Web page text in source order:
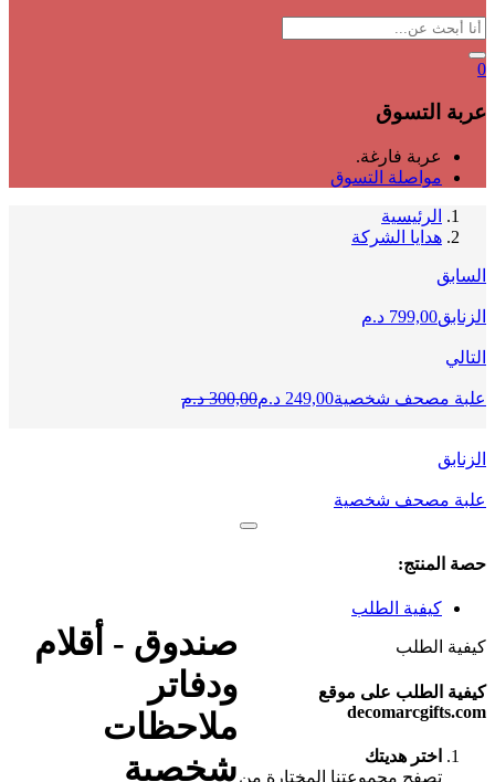
0
عربة التسوق
عربة فارغة.
مواصلة التسوق
الرئيسية
هدايا الشركة
السابق
الزنابق799,00 د.م
التالي
علبة مصحف شخصية249,00 د.مالسعر
300,00 د.مالسعر
الزنابق
علبة مصحف شخصية
حصة المنتج:
صندوق - أقلام
ودفاتر
ملاحظات
شخصية
كيفية الطلب
كيفية الطلب
كيفية الطلب على موقع
decomarcgifts.com
اختر هديتك
تصفح مجموعتنا المختارة من